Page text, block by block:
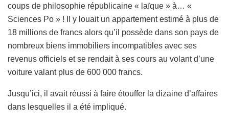
coups de philosophie républicaine « laïque » à… «
Sciences Po » ! Il y louait un appartement estimé à plus de
18 millions de francs alors qu’il possède dans son pays de
nombreux biens immobiliers incompatibles avec ses
revenus officiels et se rendait à ses cours au volant d’une
voiture valant plus de 600 000 francs.
Jusqu’ici, il avait réussi à faire étouffer la dizaine d’affaires
dans lesquelles il a été impliqué.